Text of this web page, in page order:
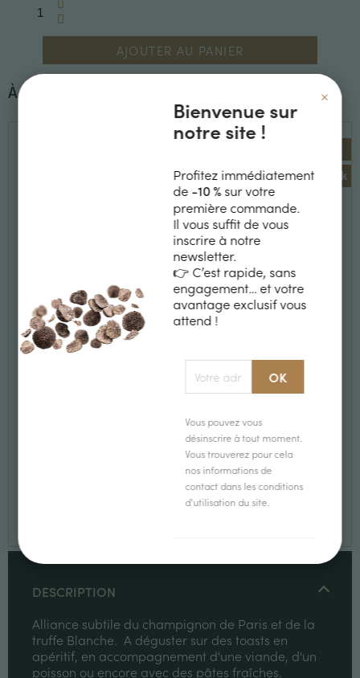
AJOUTER AU PANIER
À découvrir également
Rupture de stock
Morceaux de truffes blanches d'Alba fraîches - Tuber
DESCRIPTION
Alliance subtile du champignon de Paris et de la
truffe Blanche. A déguster sur des toasts en
apéritif, en accompagnement d'une viande, d'un
poisson ou encore avec des pâtes fraîches.
×
Bienvenue sur
notre site !
Profitez immédiatement
de-10 %sur votre
première commande.
Il vous suffit de vous
inscrire à notre
newsletter.
👉 C’est rapide, sans
engagement… et votre
avantage exclusif vous
attend !
Vous pouvez vous
désinscrire à tout moment.
Vous trouverez pour cela
nos informations de
contact dans les conditions
d'utilisation du site.